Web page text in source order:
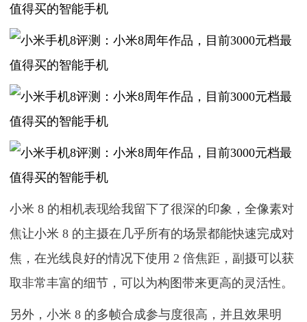
小米 8 的相机表现给我留下了很深的印象，全像素对
焦让小米 8 的主摄在几乎所有的场景都能快速完成对
焦，在光线良好的情况下使用 2 倍焦距，副摄可以获
取非常丰富的细节，可以为构图带来更高的灵活性。
另外，小米 8 的多帧合成参与度很高，并且效果明